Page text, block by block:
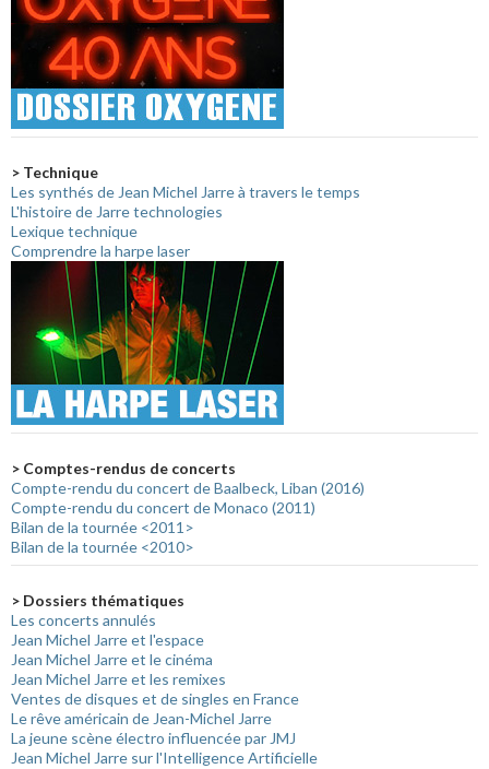
> Technique
Les synthés de Jean Michel Jarre à travers le temps
L'histoire de Jarre technologies
Lexique technique
Comprendre la harpe laser
> Comptes-rendus de concerts
Compte-rendu du concert de Baalbeck, Liban (2016)
Compte-rendu du concert de Monaco (2011)
Bilan de la tournée <2011>
Bilan de la tournée <2010>
> Dossiers thématiques
Les concerts annulés
Jean Michel Jarre et l'espace
Jean Michel Jarre et le cinéma
Jean Michel Jarre et les remixes
Ventes de disques et de singles en France
Le rêve américain de Jean-Michel Jarre
La jeune scène électro influencée par JMJ
Jean Michel Jarre sur l'Intelligence Artificielle